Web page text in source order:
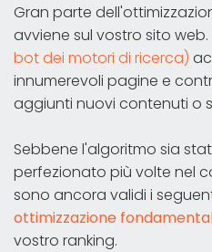
Gran parte
avviene sul vostro sito
bot dei motori di ricerca)
innumerevoli pagine e
aggiunti nuovi contenuti o
Sebbene l'algoritmo sia
perfezionato più volte nel
sono ancora validi i
ottimizzazione
vostro ranking.